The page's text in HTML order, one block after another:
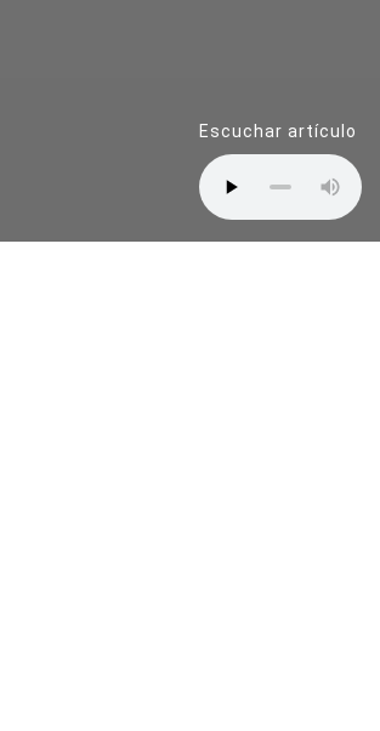
Escuchar artículo